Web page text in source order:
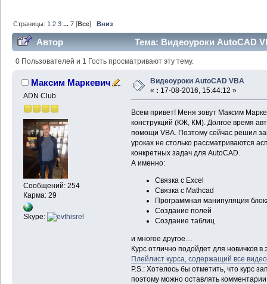
Страницы: 1 2 3 ...7 [Все]Вниз
Автор Тема: Видеоуроки AutoCAD
0 Пользователей и 1 Гость просматривают эту тему.
Максим Маркевич
ADN Club
Сообщений: 254
Карма: 29
Skype:
Видеоуроки AutoCAD VBA
« : 17-08-2016, 15:44:12 »
Всем привет! Меня зовут Максим
конструкций (КЖ, КМ). Долгое время
помощи VBA. Поэтому сейчас решил
уроках не столько рассматриваются
конкретных задач для AutoCAD.
А именно:
Связка с Excel
Связка с Mathcad
Программная манипуляция
Создание полей
Создание таблиц
и многое другое…
Курс отлично подойдет для новичков в
Плейлист курса, содержащий все
P.S.: Хотелось бы отметить, что курс
поэтому можно оставлять